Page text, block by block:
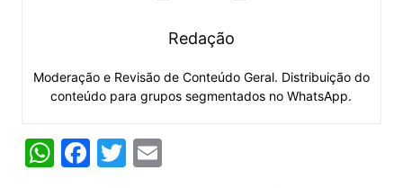
Redação
Moderação e Revisão de Conteúdo Geral. Distribuição do
conteúdo para grupos segmentados no WhatsApp.
W F T E